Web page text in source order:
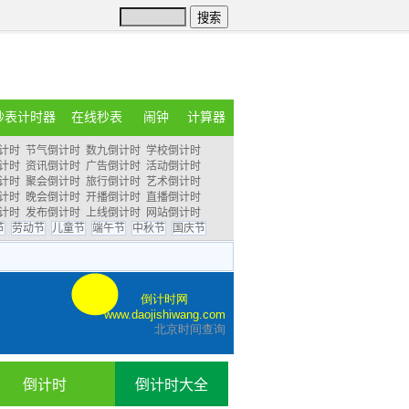
表计时器 在线秒表 闹钟 计算器
时 节气倒计时 数九倒计时 学校倒计时
时 资讯倒计时 广告倒计时 活动倒计时
时 聚会倒计时 旅行倒计时 艺术倒计时
时 晚会倒计时 开播倒计时 直播倒计时
时 发布倒计时 上线倒计时 网站倒计时
劳动节 儿童节 端午节 中秋节 国庆节
倒计时 倒计时大全